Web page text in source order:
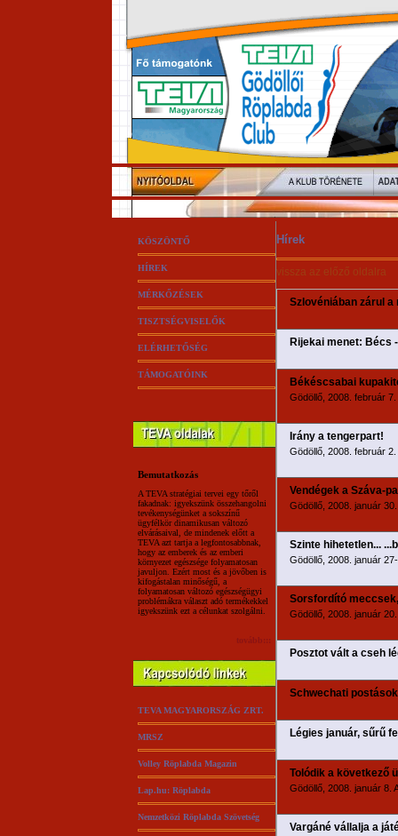
KÖSZÖNTŐ
HÍREK
MÉRKŐZÉSEK
TISZTSÉGVISELŐK
ELÉRHETŐSÉG
TÁMOGATÓINK
Bemutatkozás
A TEVA stratégiai tervei egy tőről
fakadnak: igyekszünk összehangolni
tevékenységünket a sokszínű
ügyfélkör dinamikusan változó
elvárásaival, de mindenek előtt a
TEVA azt tartja a legfontosabbnak,
hogy az emberek és az emberi
környezet egészsége folyamatosan
javuljon. Ezért most és a jövőben is
kifogástalan minőségű, a
folyamatosan változó egészségügyi
problémákra választ adó termékekkel
igyekszünk ezt a célunkat szolgálni.
tovább:::
TEVA MAGYARORSZÁG ZRT.
MRSZ
Volley Röplabda Magazin
Lap.hu: Röplabda
Nemzetközi Röplabda Szövetség
Hírek
vissza az előző oldalra
Szlovéniában zárul
Rijekai menet: Bécs
Békéscsabai
Gödöllő, 2008. február
Irány a tengerpart!
Gödöllő, 2008. február
Vendégek a Száva-
Gödöllő, 2008. január
Szinte hihetetlen...
Gödöllő, 2008. január
Sorsfordító
Gödöllő, 2008. január
Posztot vált a cseh
Schwechati
Légies január, sűrű
Tolódik a következő
Gödöllő, 2008. január 8.
Vargáné vállalja a